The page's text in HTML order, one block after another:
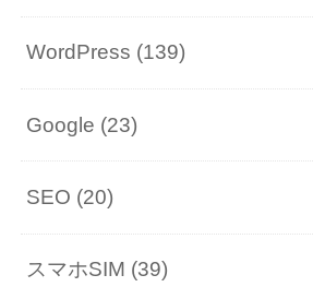
WordPress (139)
Google (23)
SEO (20)
スマホSIM (39)